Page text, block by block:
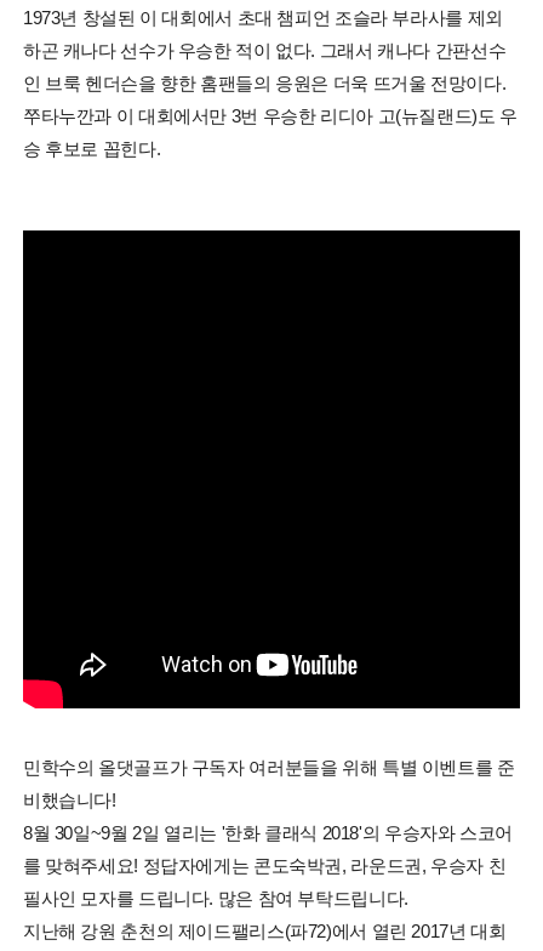
1973년 창설된 이 대회에서 초대 챔피언 조슬라 부라사를 제외
하곤 캐나다 선수가 우승한 적이 없다. 그래서 캐나다 간판선수
인 브룩 헨더슨을 향한 홈팬들의 응원은 더욱 뜨거울 전망이다.
쭈타누깐과 이 대회에서만 3번 우승한 리디아 고(뉴질랜드)도 우
승 후보로 꼽힌다.
민학수의 올댓골프가 구독자 여러분들을 위해 특별 이벤트를 준
비했습니다!
8월 30일~9월 2일 열리는 '한화 클래식 2018'의 우승자와 스코어
를 맞혀주세요! 정답자에게는 콘도숙박권, 라운드권, 우승자 친
필사인 모자를 드립니다. 많은 참여 부탁드립니다.
지난해 강원 춘천의 제이드팰리스(파72)에서 열린 2017년 대회